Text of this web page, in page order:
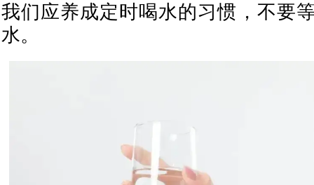
我们应养成定时喝水的习惯，不要
水。